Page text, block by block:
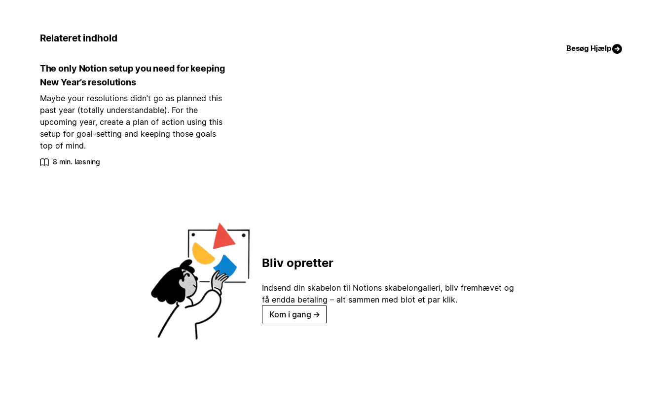
Relateret indhold
Besøg Hjælp
The only Notion setup you need for keeping
New Year’s resolutions
Maybe your resolutions didn’t go as planned this
past year (totally understandable). For the
upcoming year, create a plan of action using this
setup for goal-setting and keeping those goals
top of mind.
8 min. læsning
Bliv opretter
Indsend din skabelon til Notions skabelongalleri, bliv fremhævet og
få endda betaling – alt sammen med blot et par klik.
Kom i gang →